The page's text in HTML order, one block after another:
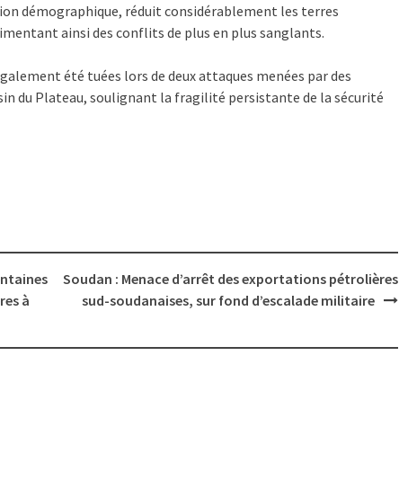
démographique, réduit considérablement les terres
ainsi des conflits de plus en plus sanglants.
été tuées lors de deux attaques menées par des
du Plateau, soulignant la fragilité persistante de la sécurité
à
Soudan : Menace d’arrêt des exportations pétrolières
sud-soudanaises, sur fond d’escalade militaire